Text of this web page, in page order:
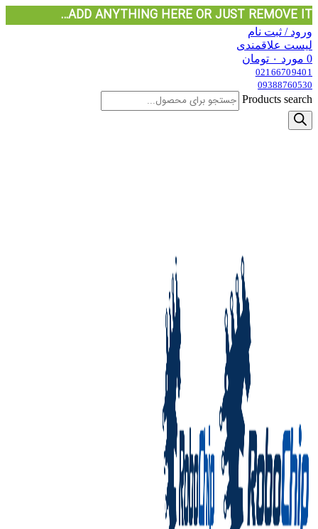
ADD ANYTHING HERE OR JUST REMOVE IT…
ورود / ثبت نام
لیست علاقمندی
0 مورد ۰ تومان
02166709401
09388760530
Products search